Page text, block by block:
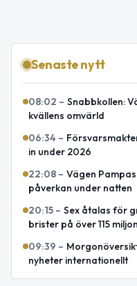
Senaste nytt
08:02 – Snabbkollen:
kvällens omvärld
06:34 –
in under 2026
22:08 – Vägen
påverkan under natten
20:15 – Sex åtalas för
brister på över 115
09:39 –
nyheter internationellt